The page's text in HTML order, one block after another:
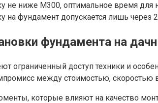
не ниже М300, оптимальное время для
на фундамент допускается лишь через
фундамента на
ограниченный доступ техники и
между стоимостью, скоростью
которые влияют на качество